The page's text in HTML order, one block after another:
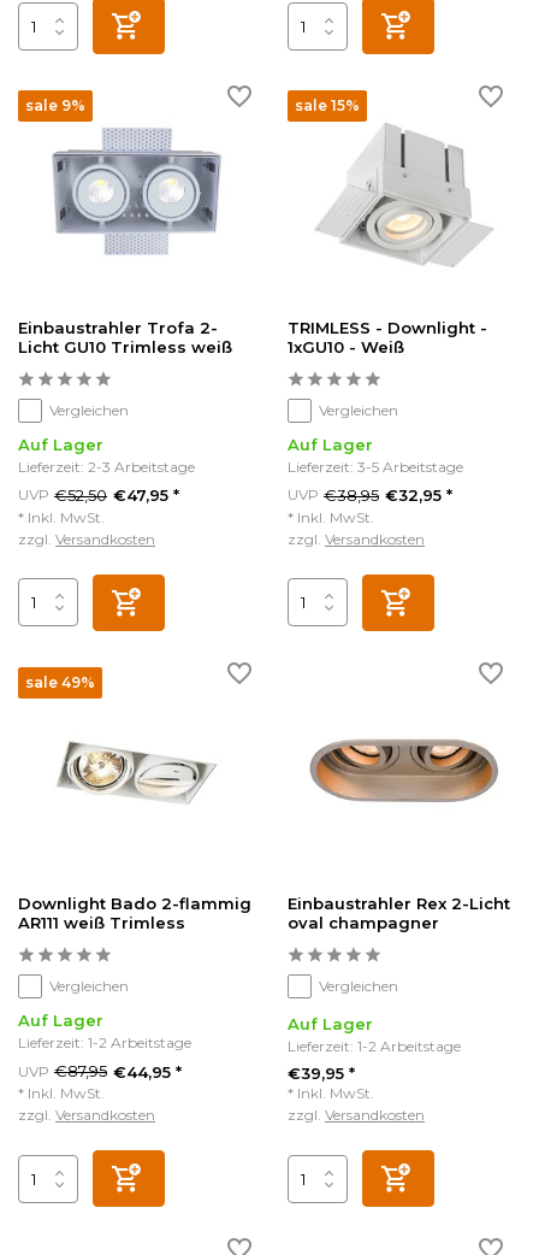
sale 9%
Einbaustrahler Trofa 2-
Licht GU10 Trimless weiß
Vergleichen
Auf Lager
Lieferzeit: 2-3 Arbeitstage
UVP €52,50 €47,95 *
* Inkl. MwSt.
zzgl. Versandkosten
sale 15%
TRIMLESS - Downlight -
1xGU10 - Weiß
Vergleichen
Auf Lager
Lieferzeit: 3-5 Arbeitstage
UVP €38,95 €32,95 *
* Inkl. MwSt.
zzgl. Versandkosten
sale 49%
Downlight Bado 2-flammig
AR111 weiß Trimless
Vergleichen
Auf Lager
Lieferzeit: 1-2 Arbeitstage
UVP €87,95 €44,95 *
* Inkl. MwSt.
zzgl. Versandkosten
Einbaustrahler Rex 2-Licht
oval champagner
Vergleichen
Auf Lager
Lieferzeit: 1-2 Arbeitstage
€39,95 *
* Inkl. MwSt.
zzgl. Versandkosten